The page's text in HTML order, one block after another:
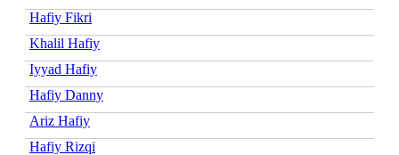
Hafiy Fikri
Khalil Hafiy
Iyyad Hafiy
Hafiy Danny
Ariz Hafiy
Hafiy Rizqi